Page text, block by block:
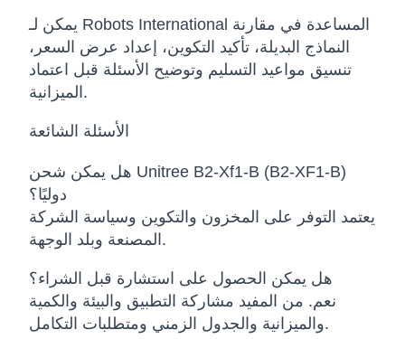
يمكن لـ Robots International المساعدة في مقارنة
النماذج البديلة، تأكيد التكوين، إعداد عرض السعر،
تنسيق مواعيد التسليم وتوضيح الأسئلة قبل اعتماد
الميزانية.
الأسئلة الشائعة
هل يمكن شحن Unitree B2-Xf1-B (B2-XF1-B)
دوليًا؟
يعتمد التوفر على المخزون والتكوين وسياسة الشركة
المصنعة وبلد الوجهة.
هل يمكن الحصول على استشارة قبل الشراء؟
نعم. من المفيد مشاركة التطبيق والبيئة والكمية
والميزانية والجدول الزمني ومتطلبات التكامل.